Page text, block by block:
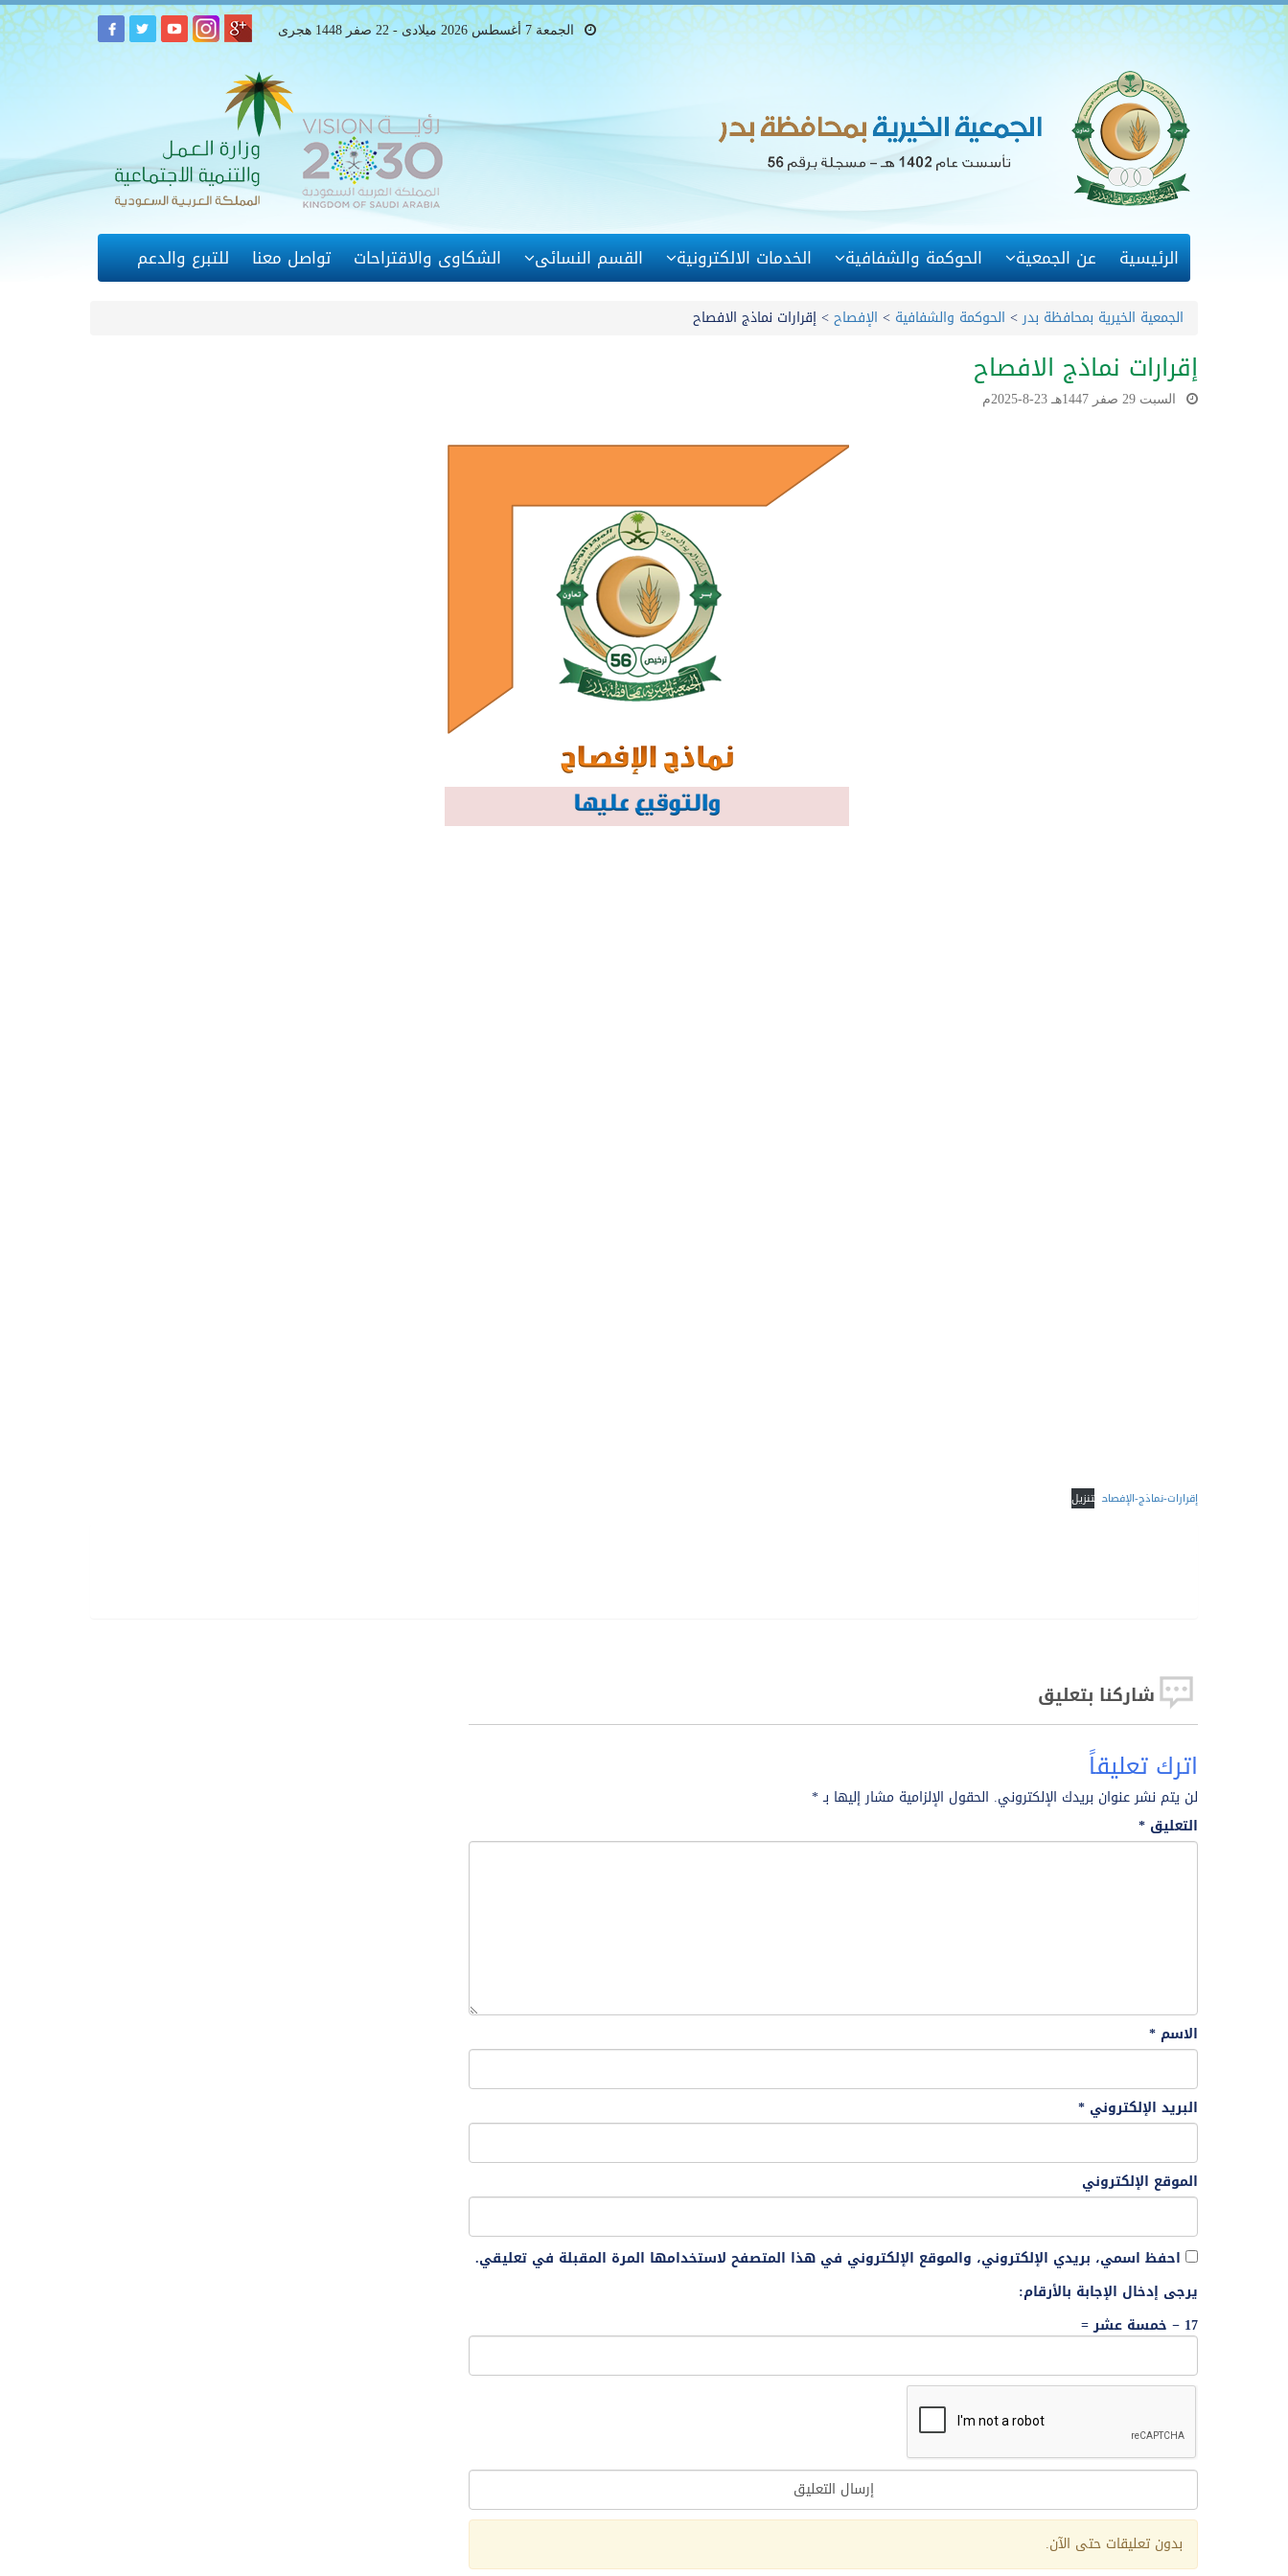
الجمعة 7 أغسطس 2026 ميلادى - 22 صفر 1448 هجرى
الرئيسية عن الجمعية الحوكمة والشفافية الخدمات الالكترونية القسم النسائى الشكاوى والاقتراحات تواصل معنا للتبرع والدعم
الجمعية الخيرية بمحافظة بدر> الحوكمة والشفافية > الإفصاح>إقرارات نماذج الافصاح
إقرارات نماذج الافصاح
السبت 29 صفر 1447هـ 23-8-2025م
إقرارات-نماذج-الإفصاح تنزيل
شاركنا بتعليق
اترك تعليقاً
لن يتم نشر عنوان بريدك الإلكتروني. الحقول الإلزامية مشار إليها بـ*
التعليق *
الاسم *
البريد الإلكتروني *
الموقع الإلكتروني
احفظ اسمي، بريدي الإلكتروني، والموقع الإلكتروني في هذا المتصفح لاستخدامها المرة المقبلة في تعليقي.
يرجى إدخال الإجابة بالأرقام:
17 − خمسة عشر =
Alternative:
بدون تعليقات حتى الآن.